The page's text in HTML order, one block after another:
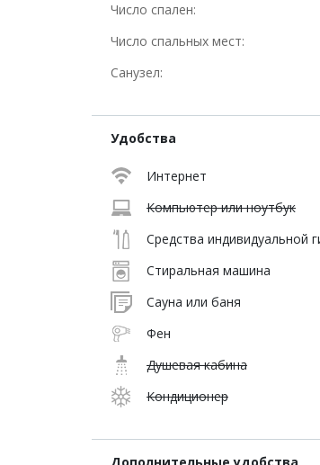
Число спален:
Число спальных мест:
Санузел:
Удобства
Интернет
Компьютер или ноутбук
Средства индивидуальной
Стиральная машина
Сауна или баня
Фен
Душевая кабина
Кондиционер